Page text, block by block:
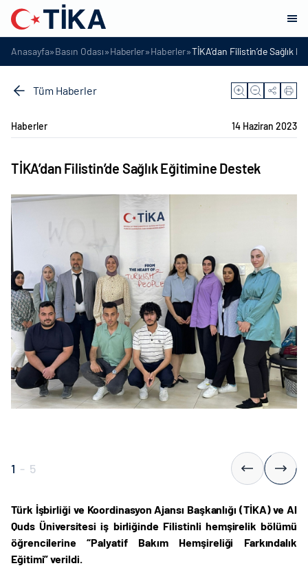
Anasayfa»Basın Odası»Haberler»Haberler»TİKA’dan Filistin’de Sağlık
Tüm Haberler
Haberler 14 Haziran 2023
TİKA’dan Filistin’de Sağlık Eğitimine Destek
1 - 5
Türk İşbirliği ve Koordinasyon Ajansı Başkanlığı (TİKA) ve Al
Quds Üniversitesi iş birliğinde Filistinli hemşirelik bölümü
öğrencilerine “Palyatif Bakım Hemşireliği Farkındalık
Eğitimi” verildi.